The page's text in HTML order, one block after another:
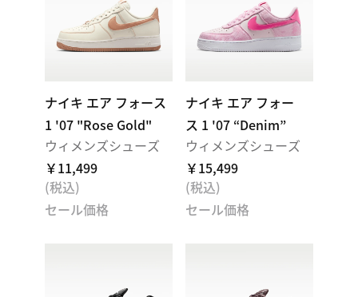
ナイキ エア フォース
1 '07 "Rose Gold"
ウィメンズシューズ
￥11,499
(税込)
セール価格
ナイキ エア フォー
ス 1 '07 “Denim”
ウィメンズシューズ
￥15,499
(税込)
セール価格